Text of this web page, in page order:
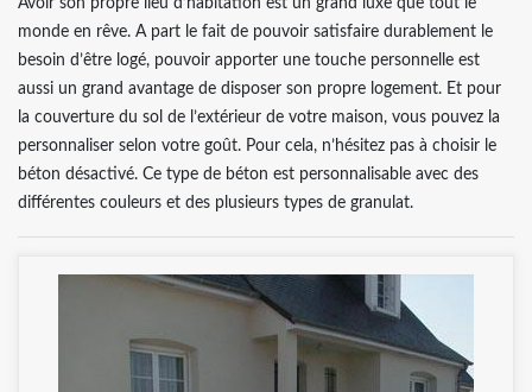
Avoir son propre lieu d’habitation est un grand luxe que tout le
monde en rêve. A part le fait de pouvoir satisfaire durablement le
besoin d’être logé, pouvoir apporter une touche personnelle est
aussi un grand avantage de disposer son propre logement. Et pour
la couverture du sol de l’extérieur de votre maison, vous pouvez la
personnaliser selon votre goût. Pour cela, n’hésitez pas à choisir le
béton désactivé. Ce type de béton est personnalisable avec des
différentes couleurs et des plusieurs types de granulat.